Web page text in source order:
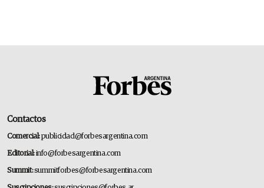
Contactos
Comercial:publicidad@forbesargentina.com
Editorial:info@forbesargentina.com
Summit:summitforbes@forbesargentina.com